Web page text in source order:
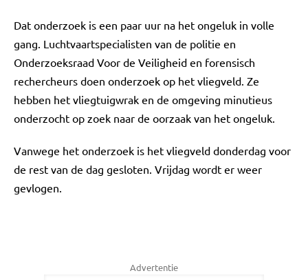
Dat onderzoek is een paar uur na het ongeluk in volle
gang. Luchtvaartspecialisten van de politie en
Onderzoeksraad Voor de Veiligheid en forensisch
rechercheurs doen onderzoek op het vliegveld. Ze
hebben het vliegtuigwrak en de omgeving minutieus
onderzocht op zoek naar de oorzaak van het ongeluk.
Vanwege het onderzoek is het vliegveld donderdag voor
de rest van de dag gesloten. Vrijdag wordt er weer
gevlogen.
Advertentie